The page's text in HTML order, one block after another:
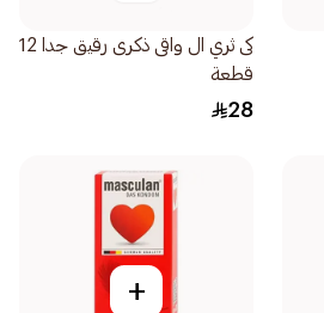
كى ثري ال واقى ذكرى رقيق جدا 12
قطعة
28
+